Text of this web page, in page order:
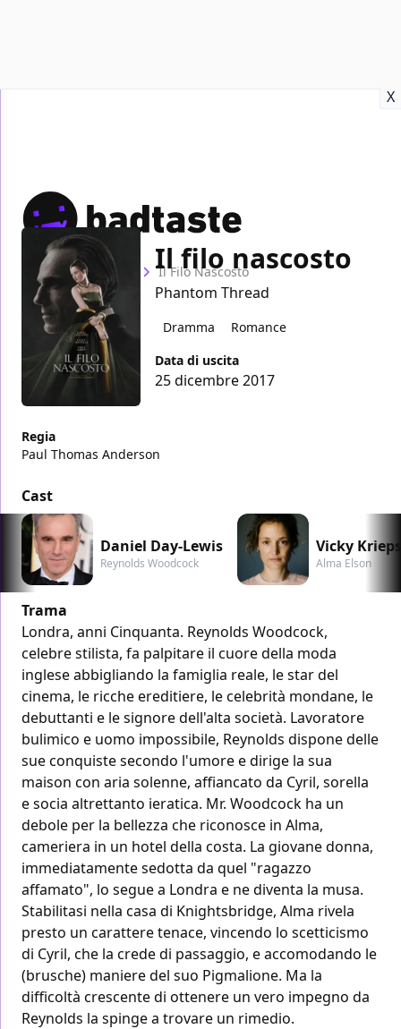
X
Home Film Il Filo Nascosto
Il filo nascosto
Phantom Thread
Dramma
Romance
Data di uscita
25 dicembre 2017
Regia
Paul Thomas Anderson
Cast
Daniel Day-Lewis
Reynolds Woodcock
Vicky Krieps
Alma Elson
Trama
Londra, anni Cinquanta. Reynolds Woodcock,
celebre stilista, fa palpitare il cuore della moda
inglese abbigliando la famiglia reale, le star del
cinema, le ricche ereditiere, le celebrità mondane, le
debuttanti e le signore dell'alta società. Lavoratore
bulimico e uomo impossibile, Reynolds dispone delle
sue conquiste secondo l'umore e dirige la sua
maison con aria solenne, affiancato da Cyril, sorella
e socia altrettanto ieratica. Mr. Woodcock ha un
debole per la bellezza che riconosce in Alma,
cameriera in un hotel della costa. La giovane donna,
immediatamente sedotta da quel "ragazzo
affamato", lo segue a Londra e ne diventa la musa.
Stabilitasi nella casa di Knightsbridge, Alma rivela
presto un carattere tenace, vincendo lo scetticismo
di Cyril, che la crede di passaggio, e accomodando le
(brusche) maniere del suo Pigmalione. Ma la
difficoltà crescente di ottenere un vero impegno da
Reynolds la spinge a trovare un rimedio.